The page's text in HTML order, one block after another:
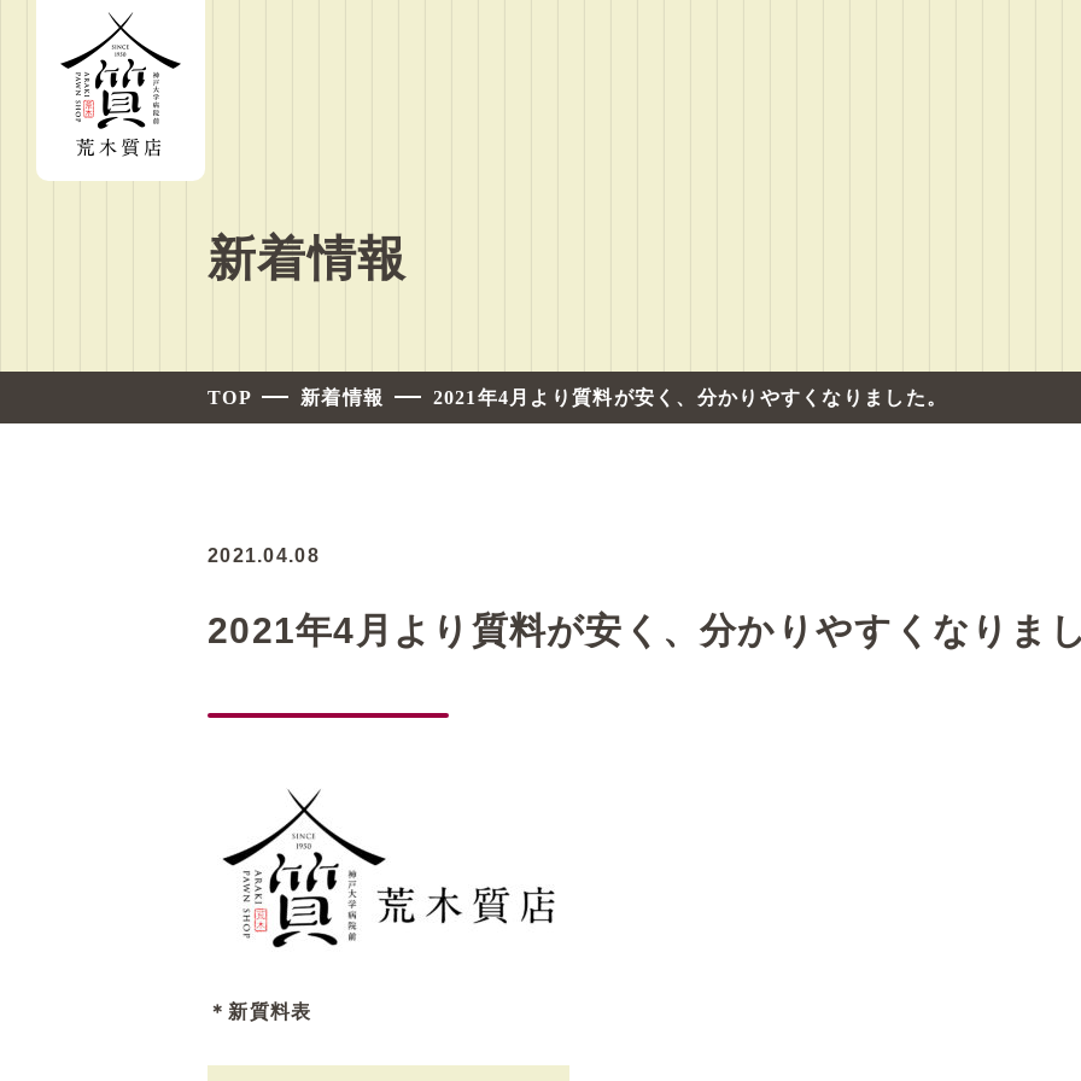
新着情報
TOP 新着情報 2021年4月より質料が安く、分かりやすくなりました。
2021.04.08
2021年4月より質料が安く、分かりやすくなりま
＊新質料表